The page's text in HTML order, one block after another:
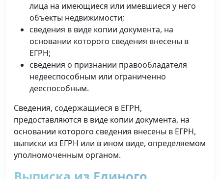
лица на имеющиеся или имевшиеся у него
объекты недвижимости;
сведения в виде копии документа, на
основании которого сведения внесены в
ЕГРН;
сведения о признании правообладателя
недееспособным или ограниченно
дееспособным.
Сведения, содержащиеся в ЕГРН,
предоставляются в виде копии документа, на
основании которого сведения внесены в ЕГРН,
выписки из ЕГРН или в ином виде, определяемом
уполномоченным органом.